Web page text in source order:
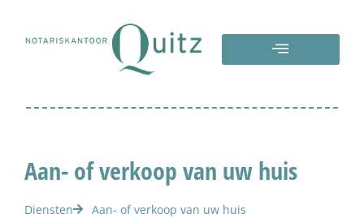
Aan- of verkoop van uw huis
Diensten Aan- of verkoop van uw huis